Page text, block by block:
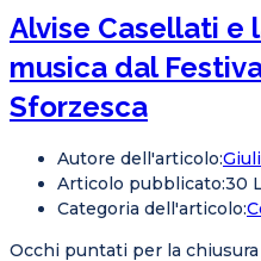
Alvise Casellati e
musica dal
Sforzesca
Autore dell'articolo:
Articolo pubblicato:30
Categoria dell'articolo:
Occhi puntati per la